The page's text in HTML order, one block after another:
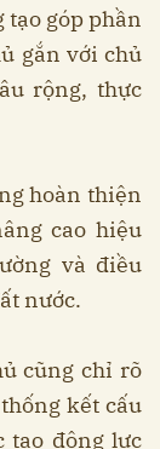
góp phần
gắn với chủ
rộng, thực
hoàn thiện
cao hiệu
và điều
nước.
cũng chỉ rõ
kết cấu
tạo động lực